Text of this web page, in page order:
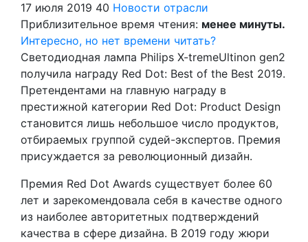
17 июля 2019 40 Новости отрасли
Приблизительное время чтения: менее минуты.
Интересно, но нет времени читать?
Светодиодная лампа Philips X-tremeUltinon gen2
получила награду Red Dot: Best of the Best 2019.
Претендентами на главную награду в
престижной категории Red Dot: Product Design
становится лишь небольшое число продуктов,
отбираемых группой судей-экспертов. Премия
присуждается за революционный дизайн.
Премия Red Dot Awards существует более 60
лет и зарекомендовала себя в качестве одного
из наиболее авторитетных подтверждений
качества в сфере дизайна. В 2019 году жюри